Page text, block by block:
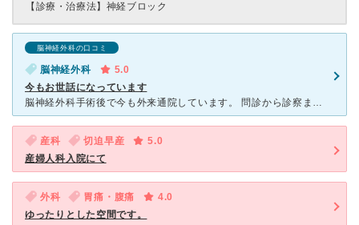
【診療・治療法】 神経ブロック
脳神経外科の口コミ
脳神経外科
5.0
今もお世話になっています
脳神経外科手術後で今も外来通院しています。 問診から診察までスムーズ。 問診の看護師さんは地元のおばちゃんで気さくな感じで話してくれます。 先生もとても優しくて、薬の調整など融通利かせてくれて助
産科 切迫早産
5.0
産婦人科入院にて
外科 胃痛・腹痛
4.0
ゆったりとした空間です。